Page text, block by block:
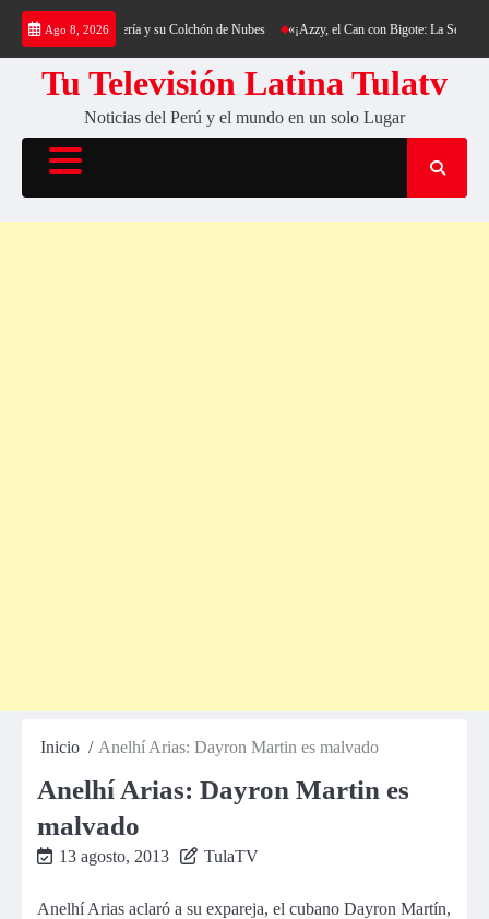
Saltar
contenido
Ago 8, 2026
al Cerro Cantería y su Colchón de Nubes «¡Azzy, el Can con Bigote: La Sensación
Tu Televisión Latina Tulatv
Noticias del Perú y el mundo en un solo Lugar
Inicio Anelhí Arias: Dayron Martin es malvado
Anelhí Arias: Dayron Martin es
malvado
13 agosto, 2013 TulaTV
Anelhí Arias aclaró a su expareja, el cubano Dayron Martín,